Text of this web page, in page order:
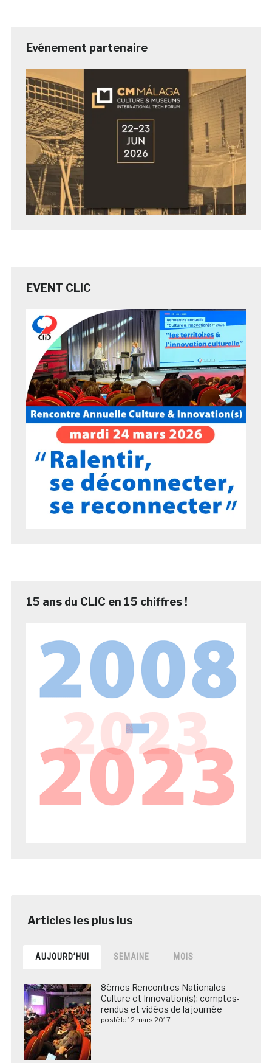
Evénement partenaire
EVENT CLIC
15 ans du CLIC en 15 chiffres !
AUJOURD’HUI SEMAINE MOIS
8èmes Rencontres Nationales
Culture et Innovation(s): comptes-
rendus et vidéos de la journée
posté le 12 mars 2017